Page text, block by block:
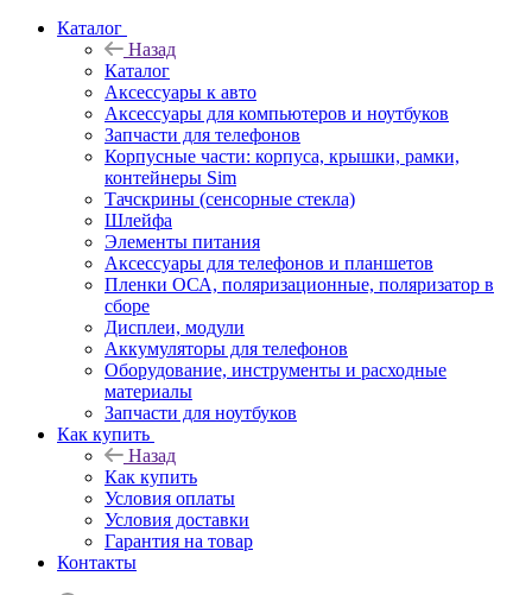
Каталог
Назад
Каталог
Аксессуары к авто
Аксессуары для компьютеров и ноутбуков
Запчасти для телефонов
Корпусные части: корпуса, крышки, рамки,
контейнеры Sim
Тачскрины (сенсорные стекла)
Шлейфа
Элементы питания
Аксессуары для телефонов и планшетов
Пленки ОСА, поляризационные, поляризатор в
сборе
Дисплеи, модули
Аккумуляторы для телефонов
Оборудование, инструменты и расходные
материалы
Запчасти для ноутбуков
Как купить
Назад
Как купить
Условия оплаты
Условия доставки
Гарантия на товар
Контакты